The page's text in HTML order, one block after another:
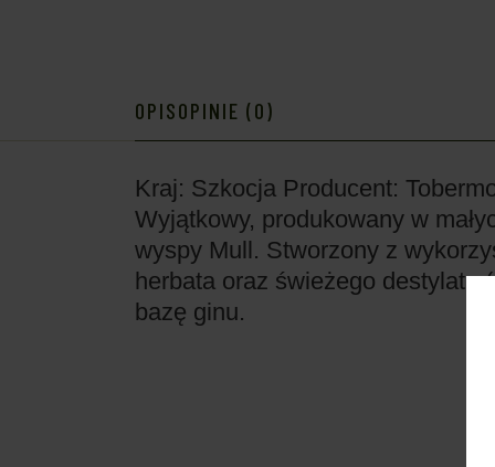
OPISOPINIE (0)
Kraj: Szkocja Producent:
Wyjątkowy, produkowany w
wyspy Mull. Stworzony z
herbata oraz świeżego destylatu
bazę ginu.